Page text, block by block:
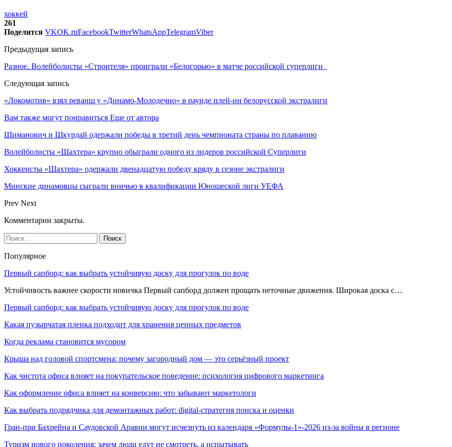
хоккей
261
Поделится VKOK.ruFacebookTwitterWhatsAppTelegramViber
Предыдущая запись
Разное. Волейболисты «Строителя» проиграли «Белогорью» в матче российской суперлиги
Следующая запись
«Локомотив» взял реванш у «Динамо-Молодечно» в раунде плей-ин белорусской экстралиги
Вам также могут понравиться Еще от автора
Шиманович и Шкурдай одержали победы в третий день чемпионата страны по плаванию
Волейболисты «Шахтера» крупно обыграли одного из лидеров российской Суперлиги
Хоккеисты «Шахтера» одержали двенадцатую победу кряду в сезоне экстралиги
Минские динамовцы сыграли вничью в квалификации Юношеской лиги УЕФА
Prev Next
Комментарии закрыты.
Популярное
Первый сапборд: как выбрать устойчивую доску для прогулок по воде
Устойчивость важнее скорости новичка Первый сапборд должен прощать неточные движения. Широкая доска с…
Первый сапборд: как выбрать устойчивую доску для прогулок по воде
Какая пузырчатая пленка подходит для хранения ценных предметов
Когда реклама становится мусором
Крыша над головой спортсмена: почему загородный дом — это серьёзный проект
Как чистота офиса влияет на покупательское поведение: психология цифрового маркетинга
Как оформление офиса влияет на конверсию: что забывают маркетологи
Как выбрать подрядчика для демонтажных работ: digital-стратегия поиска и оценки
Гран-при Бахрейна и Саудовской Аравии могут исчезнуть из календаря «Формулы-1»-2026 из-за войны в регионе
Туризм нового поколения: зачем люди едут не смотреть, а испытывать